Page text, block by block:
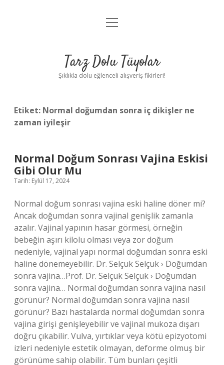
Anasayfa
Yasal Uyarı
menüyü
Tarz Dolu Tüyolar
Şıklıkla dolu eğlenceli alışveriş fikirleri!
Etiket: Normal doğumdan sonra iç dikişler ne
zaman iyileşir
Normal Doğum Sonrası Vajina Eskisi
Gibi Olur Mu
Tarih: Eylül 17, 2024
Normal doğum sonrası vajina eski haline döner mi?
Ancak doğumdan sonra vajinal genişlik zamanla
azalır. Vajinal yapının hasar görmesi, örneğin
bebeğin aşırı kilolu olması veya zor doğum
nedeniyle, vajinal yapı normal doğumdan sonra eski
haline dönemeyebilir. Dr. Selçuk Selçuk › Doğumdan
sonra vajina…Prof. Dr. Selçuk Selçuk › Doğumdan
sonra vajina… Normal doğumdan sonra vajina nasıl
görünür? Normal doğumdan sonra vajina nasıl
görünür? Bazı hastalarda normal doğumdan sonra
vajina girişi genişleyebilir ve vajinal mukoza dışarı
doğru çıkabilir. Vulva, yırtıklar veya kötü epizyotomi
izleri nedeniyle estetik olmayan, deforme olmuş bir
görünüme sahip olabilir. Tüm bunları çeşitli